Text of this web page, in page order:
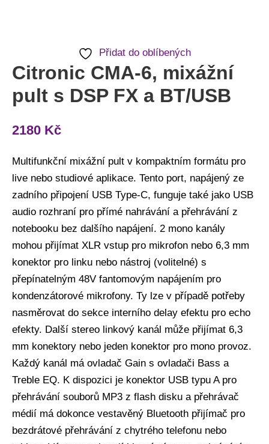
Přidat do oblíbených
Citronic CMA-6, mixážní
pult s DSP FX a BT/USB
2180 Kč
Multifunkční mixážní pult v kompaktním formátu pro
live nebo studiové aplikace. Tento port, napájený ze
zadního připojení USB Type-C, funguje také jako USB
audio rozhraní pro přímé nahrávání a přehrávání z
notebooku bez dalšího napájení. 2 mono kanály
mohou přijímat XLR vstup pro mikrofon nebo 6,3 mm
konektor pro linku nebo nástroj (volitelné) s
přepínatelným 48V fantomovým napájením pro
kondenzátorové mikrofony. Ty lze v případě potřeby
nasměrovat do sekce interního delay efektu pro echo
efekty. Další stereo linkový kanál může přijímat 6,3
mm konektory nebo jeden konektor pro mono provoz.
Každý kanál má ovladač Gain s ovladači Bass a
Treble EQ. K dispozici je konektor USB typu A pro
přehrávání souborů MP3 z flash disku a přehrávač
médií má dokonce vestavěný Bluetooth přijímač pro
bezdrátové přehrávání z chytrého telefonu nebo